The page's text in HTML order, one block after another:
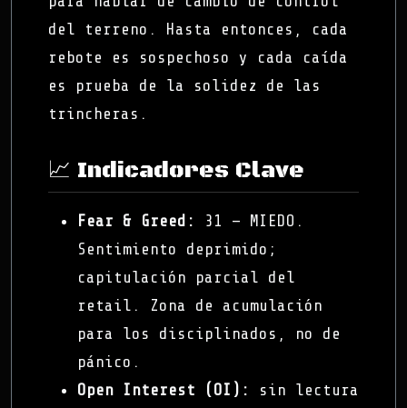
del terreno. Hasta entonces, cada
rebote es sospechoso y cada caída
es prueba de la solidez de las
trincheras.
📈 Indicadores Clave
Fear & Greed:
31 — MIEDO.
Sentimiento deprimido;
capitulación parcial del
retail. Zona de acumulación
para los disciplinados, no de
pánico.
Open Interest (OI):
sin lectura